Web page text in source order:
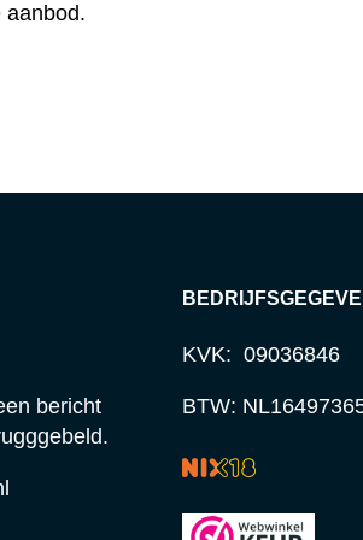
aanbod.
bericht
KVK: 09036846
BTW: